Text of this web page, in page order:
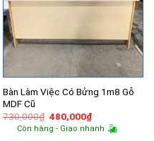
Bàn Làm Việc Có Bửng 1m8 Gỗ
MDF Cũ
730,000₫ Giá
gốc
là:
480,000₫Giá
hiện
tại
Còn hàng - Giao nhanh